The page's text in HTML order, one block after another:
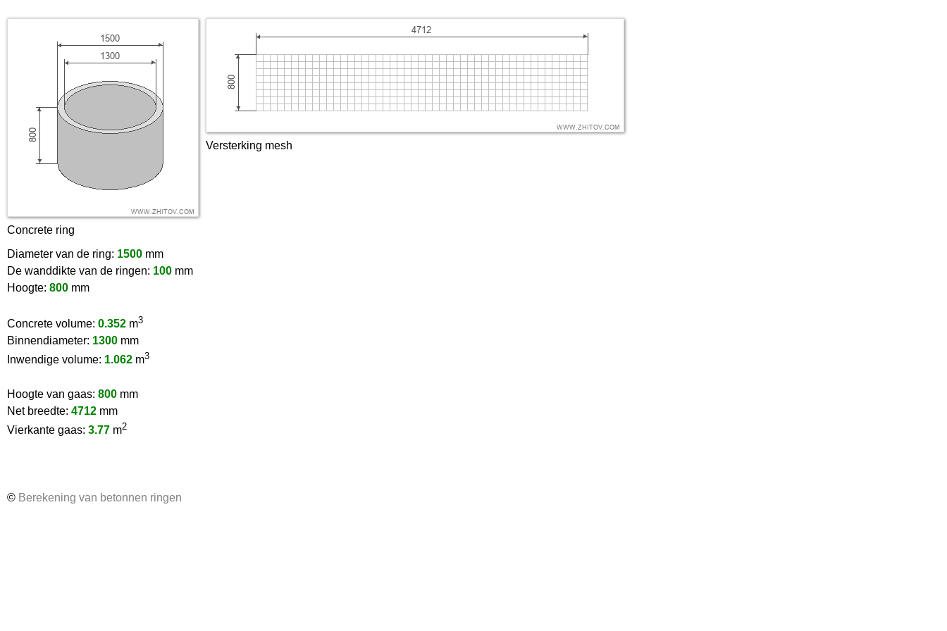
Concrete ring
Versterking mesh
Diameter van de ring: 1500 mm
De wanddikte van de ringen: 100 mm
Hoogte: 800 mm
Concrete volume: 0.352 m3
Binnendiameter: 1300 mm
Inwendige volume: 1.062 m3
Hoogte van gaas: 800 mm
Net breedte: 4712 mm
Vierkante gaas: 3.77 m2
© Berekening van betonnen ringen